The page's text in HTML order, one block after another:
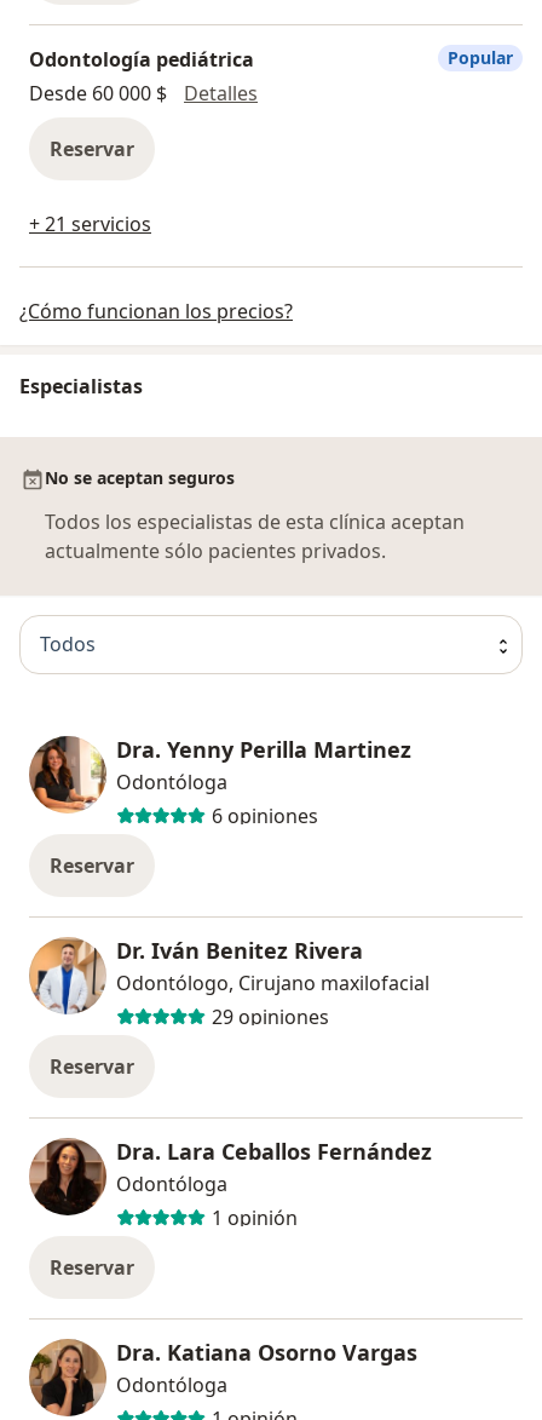
Odontología pediátrica
Desde 60 000 $
Detalles
Reservar
Popular
+ 21 servicios
¿Cómo funcionan los precios?
Especialistas
No se aceptan seguros
Todos los especialistas de esta clínica aceptan
actualmente sólo pacientes privados.
Todos
Dra. Yenny Perilla Martinez
Odontóloga
6 opiniones
Reservar
Dr. Iván Benitez Rivera
Odontólogo, Cirujano maxilofacial
29 opiniones
Reservar
Dra. Lara Ceballos Fernández
Odontóloga
1 opinión
Reservar
Dra. Katiana Osorno Vargas
Odontóloga